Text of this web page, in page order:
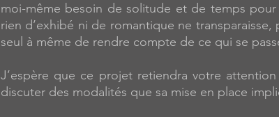
moi-même besoin de solitude et de temps
rien d’exhibé ni de romantique ne
seul à même de rendre compte de ce qui se
J’espère que ce projet retiendra votre
discuter des modalités que sa mise en place